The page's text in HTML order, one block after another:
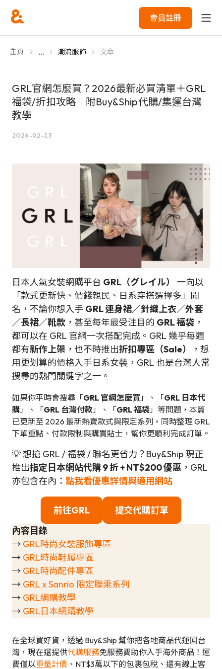
會員註冊
主頁 ... 潮流服飾 文章
GRL官網怎麼買？2026最新必買清單＋GRL
福袋/折扣攻略｜附Buy&Ship代購/集運台灣
教學
2026-02-13
日本人氣女裝網購平台 GRL（グレイル）
一向以
「款式更新快、價錢親民、日系穿搭選擇多」聞
名，不論你想入手 GRL 連身裙／針織上衣／外套
／長裙／靴款 ，甚至每年最受注目的 GRL 福袋 ，
都可以在 GRL 官網一次搭配完成。GRL 幾乎每週
都有新作上架 ，也不時推出折扣專區（Sale）
，想
用更划算的價格入手日系女裝，GRL 也是台灣人常
搜尋的熱門關鍵字之一。
如果你平時會搜尋「GRL 官網怎麼買」、「GRL 日本代
購」、「GRL 台灣付款」、「GRL 福袋」等問題，本篇
已更新至 2026 最新熱賣款式與限定系列，同時整理 GRL
下單重點、付款限制與購買貼士，幫你更順利完成訂單。
💡 想搶 GRL / 福袋 / 聯名更省力？Buy&Ship 現正
推出指定日本網站代購 9 折 + NT$200 優惠 ，GRL
亦包含在內： 點我看優惠詳情與適用網站
前往GRL
提交代購訂單
內容目錄
→ GRL時尚女裝服飾專區
→ GRL時尚鞋履專區
→ GRL時尚配件專區
→ GRL x Sanrio 限定聯乘系列
→ GRL網購教學
→ GRL日本網購教學
在全球買好貨，透過 Buy&Ship 幫你把各地商品代運回台
灣，現在還提供代購服務免服務費助你入手海外商品！運
費僅以重量計價 、NT$3萬以下的包裹包稅、還有線上客